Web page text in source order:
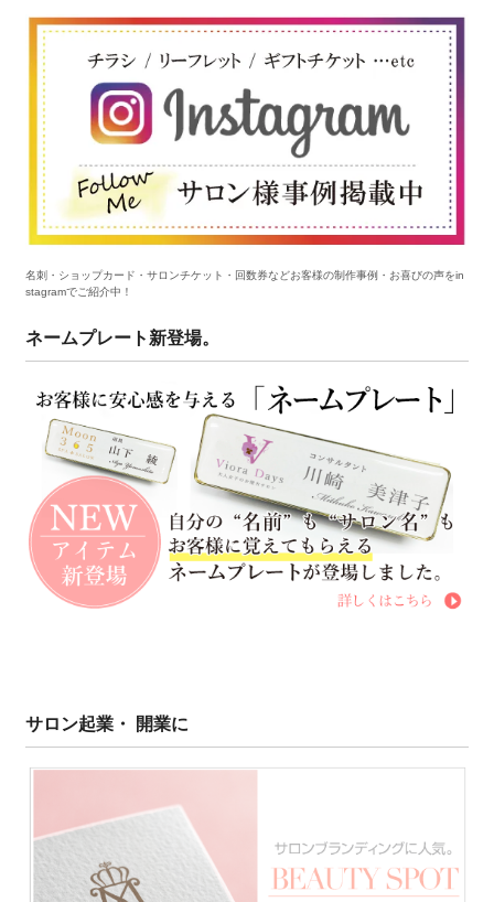
名刺・ショップカード・サロンチケット・回数券などお客様の制作事例・お喜びの声をin
stagramでご紹介中！
ネームプレート新登場。
サロン起業・ 開業に